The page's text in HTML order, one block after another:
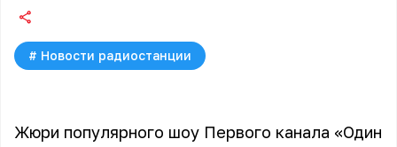
# Новости радиостанции
Жюри популярного шоу Первого канала «Один